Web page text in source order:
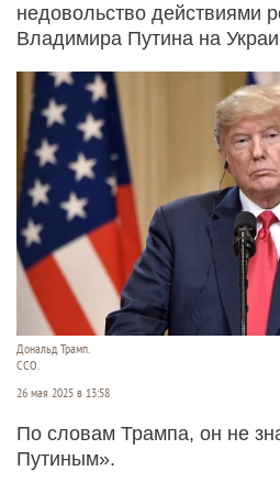
недовольство действиями
Владимира Путина на
Дональд Трамп.
CCO.
26 мая 2025 в 13:58
По словам Трампа, он не
Путиным».